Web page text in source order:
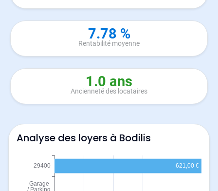
7.78 %
Rentabilité moyenne
1.0 ans
Ancienneté des locataires
Analyse des loyers à Bodilis